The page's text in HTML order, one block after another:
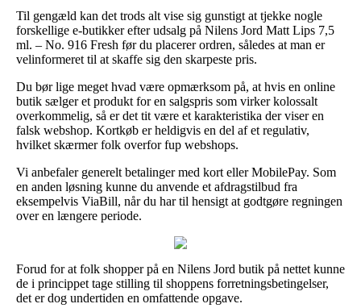
Til gengæld kan det trods alt vise sig gunstigt at tjekke nogle
forskellige e-butikker efter udsalg på Nilens Jord Matt Lips 7,5
ml. – No. 916 Fresh før du placerer ordren, således at man er
velinformeret til at skaffe sig den skarpeste pris.
Du bør lige meget hvad være opmærksom på, at hvis en online
butik sælger et produkt for en salgspris som virker kolossalt
overkommelig, så er det tit være et karakteristika der viser en
falsk webshop. Kortkøb er heldigvis en del af et regulativ,
hvilket skærmer folk overfor fup webshops.
Vi anbefaler generelt betalinger med kort eller MobilePay. Som
en anden løsning kunne du anvende et afdragstilbud fra
eksempelvis ViaBill, når du har til hensigt at godtgøre regningen
over en længere periode.
Forud for at folk shopper på en Nilens Jord butik på nettet kunne
de i princippet tage stilling til shoppens forretningsbetingelser,
det er dog undertiden en omfattende opgave.